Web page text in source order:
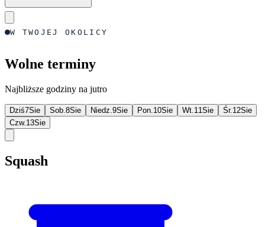
W TWOJEJ OKOLICY
Wolne terminy
Najbliższe godziny na jutro
Dziś7Sie Sob. 8Sie Niedz. 9Sie Pon. 10Sie Wt. 11Sie Śr. 12Sie
Czw. 13Sie
Squash